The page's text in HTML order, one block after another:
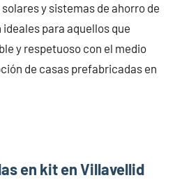
y sistemas de ahorro de
para aquellos que
y respetuoso con el medio
de casas prefabricadas en
en kit en Villavellid